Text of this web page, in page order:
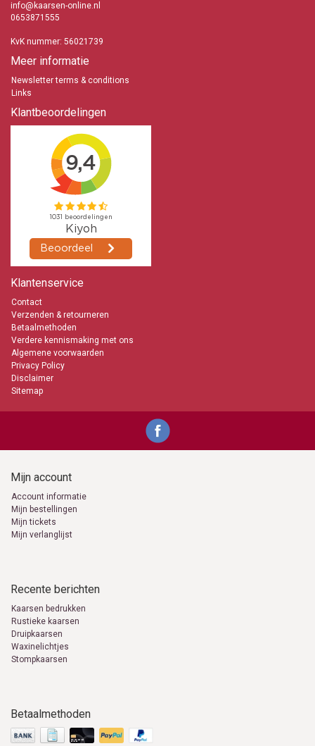
info@kaarsen-online.nl
0653871555
KvK nummer: 56021739
Meer informatie
Newsletter terms & conditions
Links
Klantbeoordelingen
Klantenservice
Contact
Verzenden & retourneren
Betaalmethoden
Verdere kennismaking met ons
Algemene voorwaarden
Privacy Policy
Disclaimer
Sitemap
Mijn account
Account informatie
Mijn bestellingen
Mijn tickets
Mijn verlanglijst
Recente berichten
Kaarsen bedrukken
Rustieke kaarsen
Druipkaarsen
Waxinelichtjes
Stompkaarsen
Betaalmethoden